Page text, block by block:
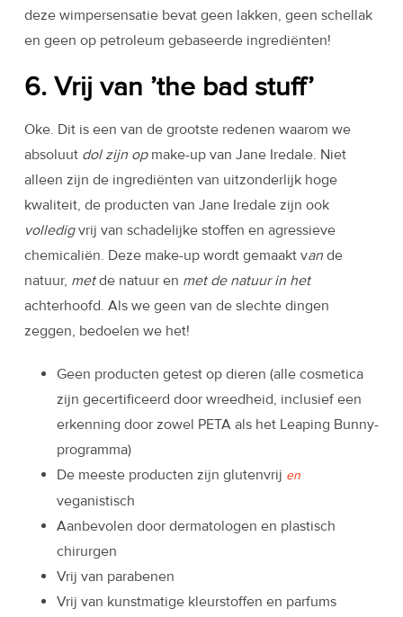
deze wimpersensatie bevat geen lakken, geen schellak
en geen op petroleum gebaseerde ingrediënten!
6. Vrij van ’the bad stuff’
Oke. Dit is een van de grootste redenen waarom we
absoluut dol zijn op make-up van Jane Iredale. Niet
alleen zijn de ingrediënten van uitzonderlijk hoge
kwaliteit, de producten van Jane Iredale zijn ook
volledigvrij van schadelijke stoffen en agressieve
chemicaliën. Deze make-up wordt gemaakt van de
natuur, metde natuur en met de natuur in het
achterhoofd. Als we geen van de slechte dingen
zeggen, bedoelen we het!
Geen producten getest op dieren (alle cosmetica
zijn gecertificeerd door wreedheid, inclusief een
erkenning door zowel PETA als het Leaping Bunny-
programma)
De meeste producten zijn glutenvrij en
veganistisch
Aanbevolen door dermatologen en plastisch
chirurgen
Vrij van parabenen
Vrij van kunstmatige kleurstoffen en parfums